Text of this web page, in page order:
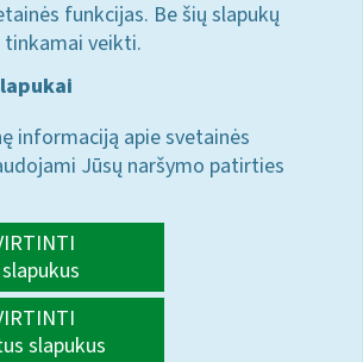
funkcijas. Be šių slapukų
veikti.
informaciją apie svetainės
Jūsų naršymo patirties
slapukus